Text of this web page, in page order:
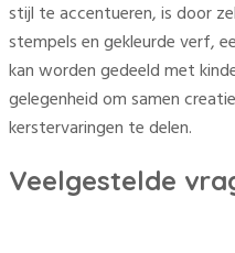
stijl te accentueren, is door
stempels en gekleurde verf,
kan worden gedeeld met
gelegenheid om samen
kerstervaringen te delen.
Veelgestelde